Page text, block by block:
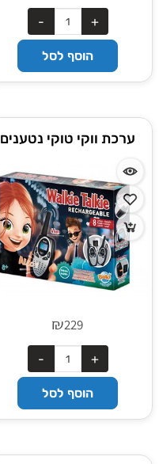
הוסף לסל
ערכת ווקי טוקי נטענים
₪229
הוסף לסל